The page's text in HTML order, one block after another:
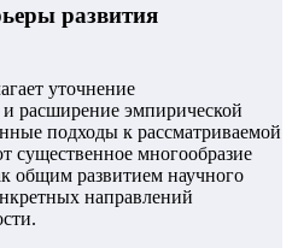
развития
уточнение
и расширение эмпирической
подходы к рассматриваемой
существенное многообразие
общим развитием научного
направлений